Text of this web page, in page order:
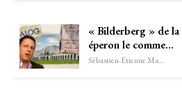
« Bilderberg » de
éperon le comme…
Sébastien-Étienne Marechal